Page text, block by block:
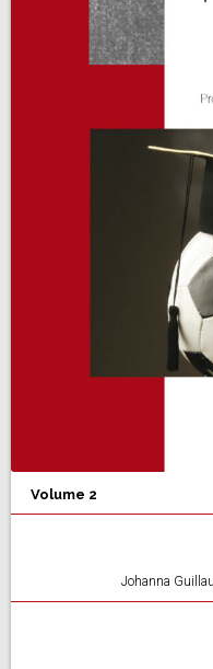
Volume 2
Johanna